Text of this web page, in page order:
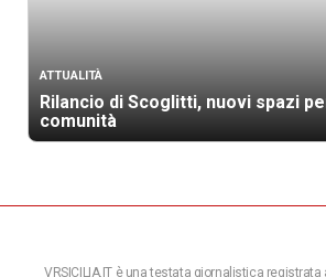
ATTUALITÀ
Rilancio di Scoglitti, nuovi spazi
comunità
VRSICILIA.IT è una testata giornalistica registrata